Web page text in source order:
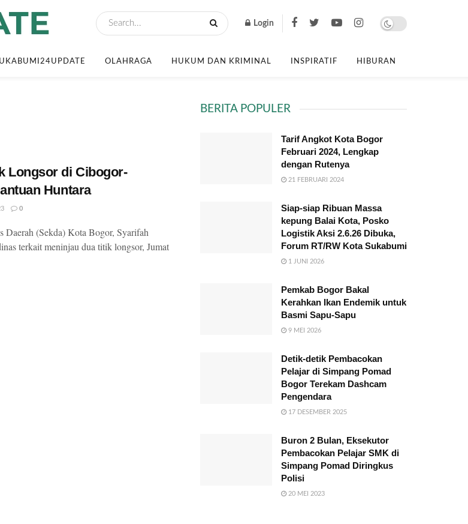
Login
OLAHRAGA HUKUM DAN KRIMINAL INSPIRATIF HIBURAN
Longsor di Cibogor-
Huntara
0
Daerah (Sekda) Kota Bogor, Syarifah
terkait meninjau dua titik longsor, Jumat
BERITA POPULER
Tarif Angkot Kota Bogor
Februari 2024, Lengkap
dengan Rutenya
21 FEBRUARI 2024
Siap-siap Ribuan Massa
kepung Balai Kota, Posko
Logistik Aksi 2.6.26 Dibuka,
Forum RT/RW Kota Sukabumi
1 JUNI 2026
Pemkab Bogor Bakal
Kerahkan Ikan Endemik untuk
Basmi Sapu-Sapu
9 MEI 2026
Detik-detik Pembacokan
Pelajar di Simpang Pomad
Bogor Terekam Dashcam
Pengendara
17 DESEMBER 2025
Buron 2 Bulan, Eksekutor
Pembacokan Pelajar SMK di
Simpang Pomad Diringkus
Polisi
20 MEI 2023